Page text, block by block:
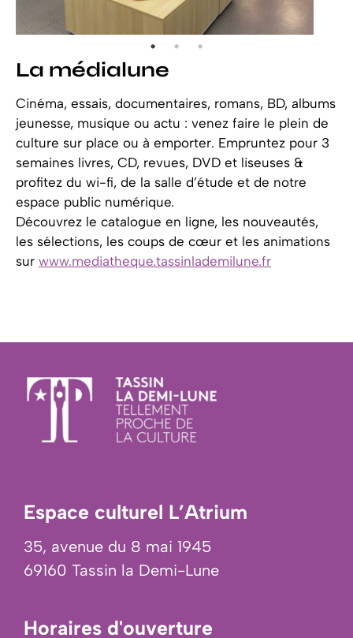
La médialune
Cinéma, essais, documentaires, romans, BD, albums
jeunesse, musique ou actu : venez faire le plein de
culture sur place ou à emporter. Empruntez pour 3
semaines livres, CD, revues, DVD et liseuses &
profitez du wi-fi, de la salle d’étude et de notre
espace public numérique.
Découvrez le catalogue en ligne, les nouveautés,
les sélections, les coups de cœur et les animations
sur www.mediatheque.tassinlademilune.fr
Espace culturel L’Atrium
35, avenue du 8 mai 1945
69160 Tassin la Demi-Lune
Horaires d'ouverture